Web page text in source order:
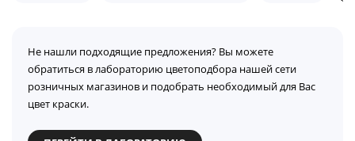
Не нашли подходящие предложения? Вы можете
обратиться в лабораторию цветоподбора нашей сети
розничных магазинов и подобрать необходимый для Вас
цвет краски.